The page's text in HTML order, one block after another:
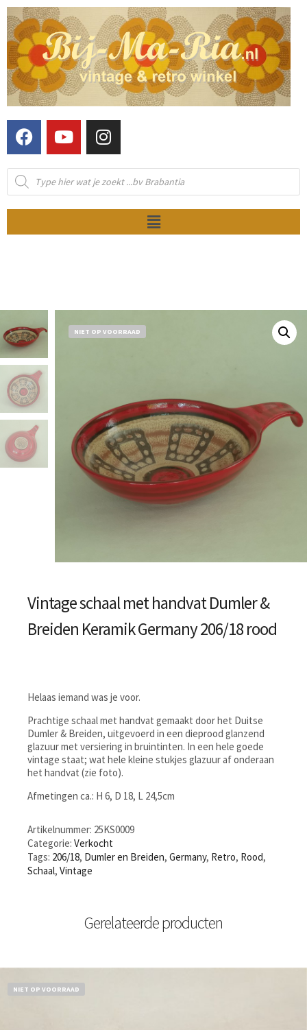
NIET OP VOORRAAD
Vintage schaal met handvat Dumler &
Breiden Keramik Germany 206/18 rood
Helaas iemand was je voor.
Prachtige schaal met handvat gemaakt door het Duitse
Dumler & Breiden, uitgevoerd in een dieprood glanzend
glazuur met versiering in bruintinten. In een hele goede
vintage staat; wat hele kleine stukjes glazuur af onderaan
het handvat (zie foto).
Afmetingen ca.: H 6, D 18, L 24,5cm
Artikelnummer: 25KS0009
Categorie: Verkocht
Tags: 206/18, Dumler en Breiden, Germany, Retro, Rood,
Schaal, Vintage
Gerelateerde producten
NIET OP VOORRAAD